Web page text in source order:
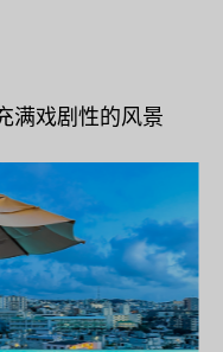
满戏剧性的风景